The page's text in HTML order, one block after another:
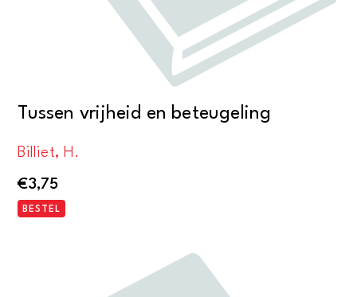
Tussen vrijheid en beteugeling
Billiet, H.
€3,75
BESTEL